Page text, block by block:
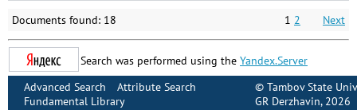
Documents found: 18 1 2 Next
Search was performed using the Yandex.Server
Advanced Search
Attribute Search
Fundamental Library
© Tambov State
GR Derzhavin, 2026